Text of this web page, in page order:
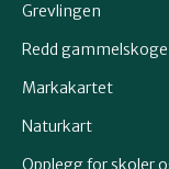
Grevlingen
Redd
Markakartet
Naturkart
Opplegg for skoler